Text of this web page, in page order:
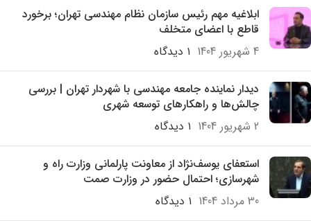
ابلاغیه مهم رئیس سازمان نظام مهندسی تهران؛ برخورد
قاطع با اعضای متخلف
4 شهریور 1404
۱ دیدگاه
دیدار نماینده جامعه مهندسی با شهردار تهران | بررسی
چالش‌ها و راهکارهای توسعه شهری
2 شهریور 1404
۱ دیدگاه
استعفای یوسف‌نژاد از معاونت پارلمانی وزارت راه و
شهرسازی؛ احتمال حضور در وزارت صمت
30 مرداد 1404
۱ دیدگاه